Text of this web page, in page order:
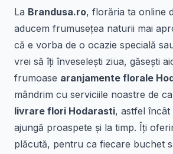
La Brandusa.ro, florăria ta online
aducem frumusețea naturii mai
că e vorba de o ocazie specială
vrei să îți înveselești ziua, găsești
frumoase aranjamente florale
mândrim cu serviciile noastre de
livrare flori Hodarasti, astfel
ajungă proaspete și la timp. Îți
plăcută, pentru ca fiecare buchet